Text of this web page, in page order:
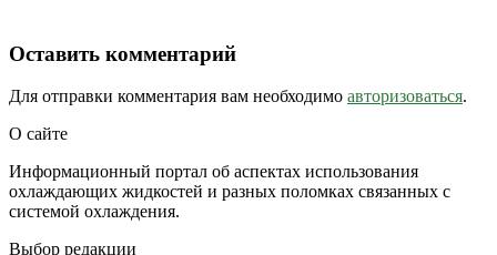
Оставить комментарий
Для отправки комментария вам необходимо авторизоваться.
О сайте
Информационный портал об аспектах использования
охлаждающих жидкостей и разных поломках связанных с
системой охлаждения.
Выбор редакции